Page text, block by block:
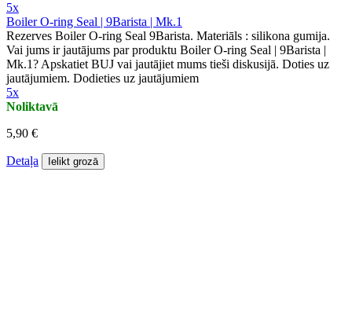
5x
Boiler O-ring Seal | 9Barista | Mk.1
Rezerves Boiler O-ring Seal 9Barista. Materiāls : silikona gumija.
Vai jums ir jautājums par produktu Boiler O-ring Seal | 9Barista |
Mk.1? Apskatiet BUJ vai jautājiet mums tieši diskusijā. Doties uz
jautājumiem. Dodieties uz jautājumiem
5x
Noliktavā
5,90 €
Detaļa Ielikt grozā